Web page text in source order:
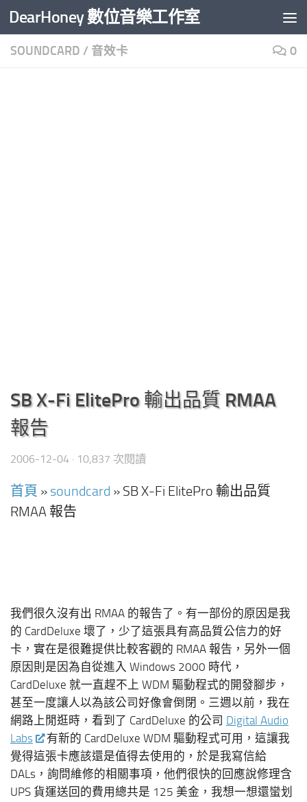
Skip to content
DearHoney 數位音樂工作室
SOUNDCARD / 音效卡 0
SB X-Fi ElitePro 輸出品質 RMAA
報告
2006-12-04 · 10,837 次閱讀
首頁 » soundcard » SB X-Fi ElitePro 輸出品質
RMAA 報告
我們很久沒有出 RMAA 的報告了。有一部份的原因是我
的 CardDeluxe 壞了，少了這張具有高品質公信力的好
卡，實在是很難提供比較客觀的 RMAA 報告，另外一個
原因則是因為自從進入 Windows 2000 時代，
CardDeluxe 就一直趕不上 WDM 驅動程式的開發腳步，
甚至一度讓人以為該公司好像會倒閉。三週以前，我在
網路上閒逛時，看到了 CardDeluxe 的公司 Digital Audio
Labs
有新的 CardDeluxe WDM 驅動程式可用，這讓我
覺得這張卡應該還是值得去使用的，於是我寫信給
DALs，詢問維修的相關事項，他們很快的回應說修理含
UPS 貨運送回的費用總共是 125 美金，我想一想還蠻划